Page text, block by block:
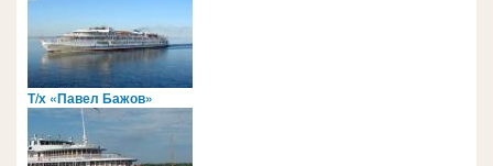
Т/х «Павел Бажов»